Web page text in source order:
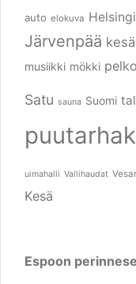
auto elokuva
Järvenpää kesä
musiikki mökki pelko
Satu sauna Suomi
uimahalli Vallihaudat
Kesä
Espoon